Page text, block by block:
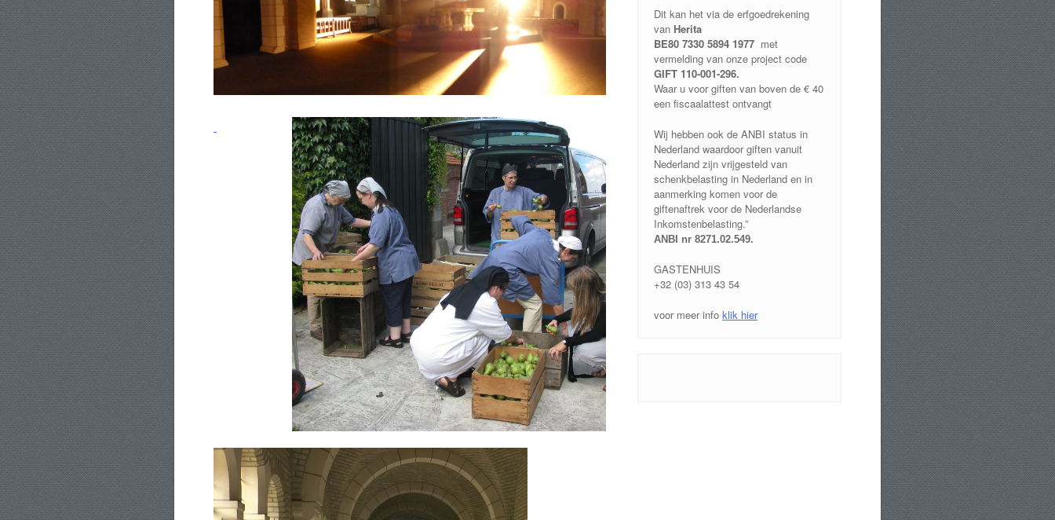
Dit kan het via de erfgoedrekening
van Herita
BE80 7330 5894 1977 met
vermelding van onze project code
GIFT 110-001-296.
Waar u voor giften van boven de € 40
een fiscaalattest ontvangt
Wij hebben ook de ANBI status in
Nederland waardoor giften vanuit
Nederland zijn vrijgesteld van
schenkbelasting in Nederland en in
aanmerking komen voor de
giftenaftrek voor de Nederlandse
Inkomstenbelasting.”
ANBI nr 8271.02.549.
GASTENHUIS
+32 (03) 313 43 54
voor meer info klik hier